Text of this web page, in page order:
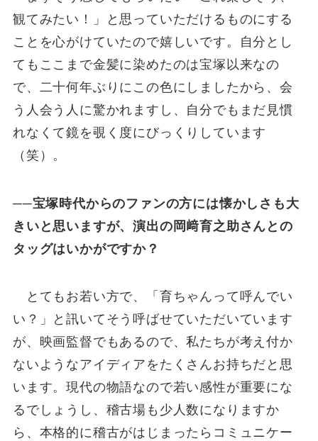
観てみたい！」と思っていただけるものにする
ことを心がけていたので嬉しいです。自分とし
てもここまで金髪に染めたのは宝塚以来なの
で、二十何年ぶりにこの色にしましたから、会
う人会う人に驚かれますし、自分でもまだ見慣
れなくて鏡を覗く度にびっくりしています
（笑）。
──宝塚時代からのファンの方には懐かしさも大
きいと思いますが、演出の岡﨑育之助さんとの
タッグはいかがですか？
とてもお若い方で、「育ちゃんって呼んでい
い？」と訊いてそう呼ばせていただいています
が、映画監督でもあるので、私たちが考え付か
ないようなアイディアをたくさんお持ちだと思
います。現代の物語なので若い感性が重要にな
るでしょうし、稽古場も少人数になりますか
ら、本格的に稽古がはじまったらコミュニケー